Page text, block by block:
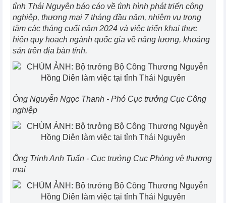
tỉnh Thái Nguyên báo cáo về tình hình phát triển công
nghiệp, thương mại 7 tháng đầu năm, nhiệm vụ trọng
tâm các tháng cuối năm 2024 và việc triển khai thực
hiện quy hoạch ngành quốc gia về năng lượng, khoáng
sản trên địa bàn tỉnh.
Ông Nguyễn Ngọc Thanh - Phó Cục trưởng Cục Công
nghiệp
Ông Trịnh Anh Tuấn - Cục trưởng Cục Phòng vệ thương
mại